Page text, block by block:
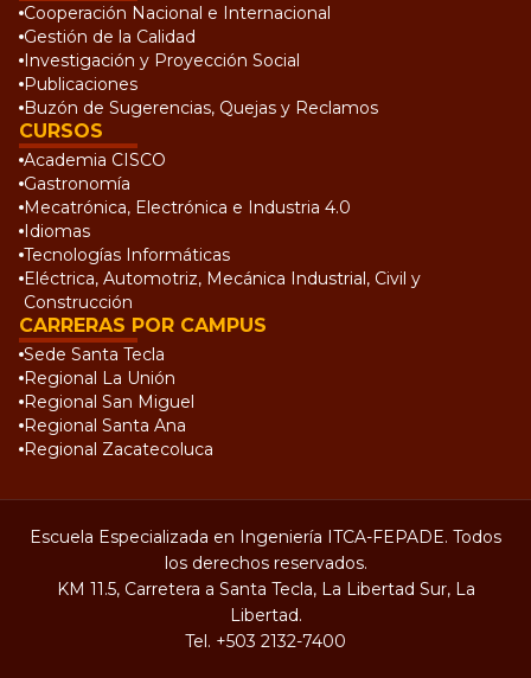
Cooperación Nacional e Internacional
Gestión de la Calidad
Investigación y Proyección Social
Publicaciones
Buzón de Sugerencias, Quejas y Reclamos
CURSOS
Academia CISCO
Gastronomía
Mecatrónica, Electrónica e Industria 4.0
Idiomas
Tecnologías Informáticas
Eléctrica, Automotriz, Mecánica Industrial, Civil y
Construcción
CARRERAS POR CAMPUS
Sede Santa Tecla
Regional La Unión
Regional San Miguel
Regional Santa Ana
Regional Zacatecoluca
Escuela Especializada en Ingeniería ITCA-FEPADE. Todos
los derechos reservados.
KM 11.5, Carretera a Santa Tecla, La Libertad Sur, La
Libertad.
Tel. +503 2132-7400